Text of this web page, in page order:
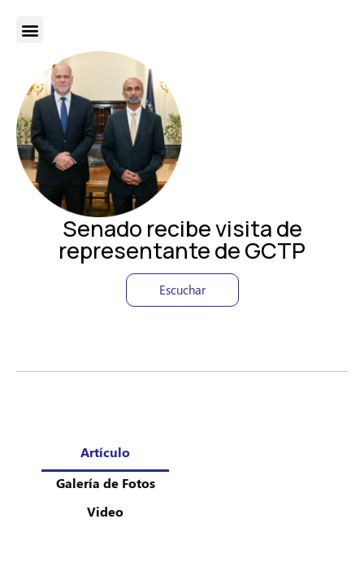
Senado recibe visita de
representante de GCTP
Escuchar
Artículo
Galería de Fotos
Video